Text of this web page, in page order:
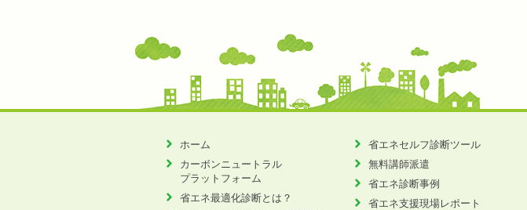
ホーム
カーボンニュートラル
プラットフォーム
省エネ最適化診断とは？
省エネセルフ診断ツール
無料講師派遣
省エネ診断事例
省エネ支援現場レポート